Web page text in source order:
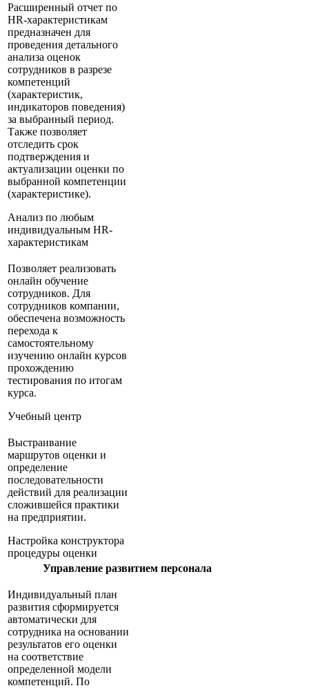
Расширенный отчет по
HR-характеристикам
предназначен для
проведения детального
анализа оценок
сотрудников в разрезе
компетенций
(характеристик,
индикаторов поведения)
за выбранный период.
Также позволяет
отследить срок
подтверждения и
актуализации оценки по
выбранной компетенции
(характеристике).
Анализ по любым
индивидуальным HR-
характеристикам
Позволяет реализовать
онлайн обучение
сотрудников. Для
сотрудников компании,
обеспечена возможность
перехода к
самостоятельному
изучению онлайн курсов
прохождению
тестирования по итогам
курса.
Учебный центр
Выстраивание
маршрутов оценки и
определение
последовательности
действий для реализации
сложившейся практики
на предприятии.
Настройка конструктора
процедуры оценки
Управление развитием персонала
Индивидуальный план
развития сформируется
автоматически для
сотрудника на основании
результатов его оценки
на соответствие
определенной модели
компетенций. По